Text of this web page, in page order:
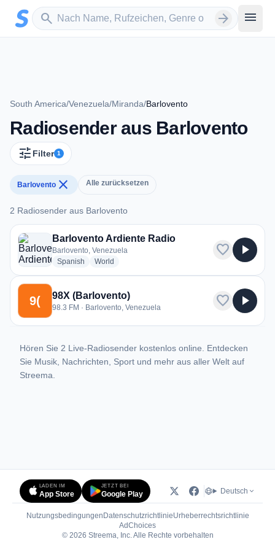
Zum Hauptinhalt springen
search
Sender suchen arrow_forward menu
South America/Venezuela/Miranda/Barlovento
Radiosender aus Barlovento
tune Filter 1
Barlovento close Alle zurücksetzen
2 Radiosender aus Barlovento
2 Radiosender aus Barlovento
Barlovento Ardiente Radio
Barlovento, Venezuela
Spanish radio stations
World
favorite play_arrow
9( 98X (Barlovento)
98.3 FM · Barlovento, Venezuela favorite play_arrow
Hören Sie 2 Live-Radiosender kostenlos online. Entdecken
Sie Musik, Nachrichten, Sport und mehr aus aller Welt auf
Streema.
LADEN IM
App Store
JETZT BEI
Google Play Deutsch
Nutzungsbedingungen DatenschutzrichtlinieUrheberrechtsrichtlinie
AdChoices(öffnet in neuem Tab)
© 2026 Streema, Inc. Alle Rechte vorbehalten